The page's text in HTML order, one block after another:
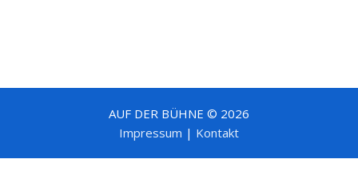
AUF DER BÜHNE © 2026
Impressum | Kontakt